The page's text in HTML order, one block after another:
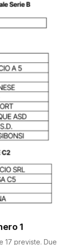
1
17 previste. Due